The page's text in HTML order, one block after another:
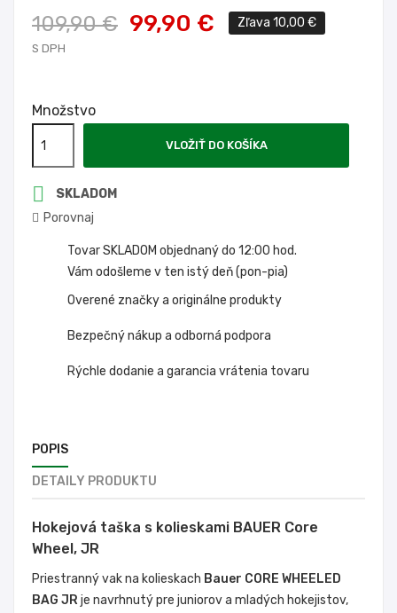
109,90 € 99,90 € Zľava 10,00 €
S DPH
Množstvo
VLOŽIŤ DO KOŠÍKA

SKLADOM
Porovnaj
Tovar SKLADOM objednaný do 12:00 hod.
Vám odošleme v ten istý deň (pon-pia)
Overené značky a originálne produkty
Bezpečný nákup a odborná podpora
Rýchle dodanie a garancia vrátenia tovaru
POPIS
DETAILY PRODUKTU
Hokejová taška s kolieskami BAUER Core
Wheel, JR
Priestranný vak na kolieskach Bauer CORE WHEELED
BAG JR je navrhnutý pre juniorov a mladých hokejistov,